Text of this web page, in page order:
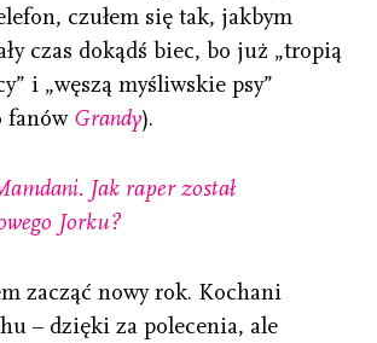
czułem się tak, jakbym
czas dokądś biec, bo już „tropią
i „węszą myśliwskie psy”
fanów Grandy).
Jak raper został
Jorku?
zacząć nowy rok. Kochani
– dzięki za polecenia, ale